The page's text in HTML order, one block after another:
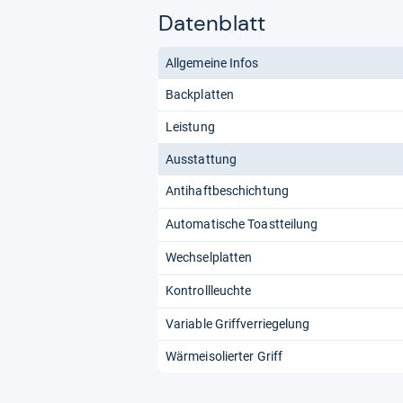
Datenblatt
Allgemeine Infos
Backplatten
Leistung
Ausstattung
Antihaftbeschichtung
Automatische Toastteilung
Wechselplatten
Kontrollleuchte
Variable Griffverriegelung
Wärmeisolierter Griff